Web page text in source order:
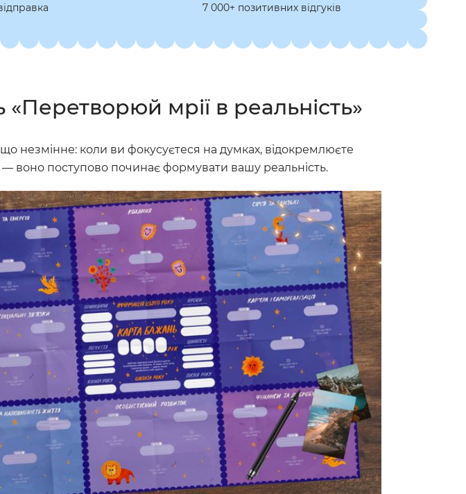
7 000+ позитивних відгуків
мрії в реальність»
незмінне: коли ви фокусуєтеся на думках, відокремлюєте
воно поступово починає формувати вашу реальність.